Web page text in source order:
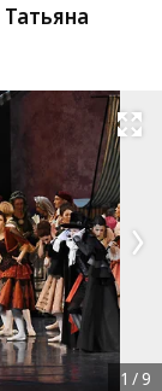
Татьяна
Развернуть
1 / 9